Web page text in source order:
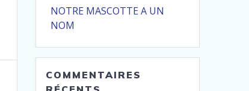
NOTRE MASCOTTE A UN
NOM
COMMENTAIRES